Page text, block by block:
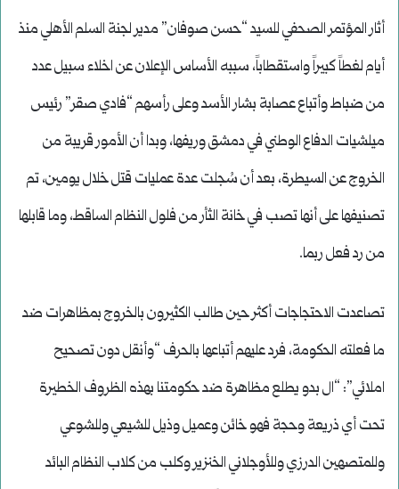
أثار المؤتمر الصحفي للسيد “حسن صوفان” مدير لجنة السلم الأهلي منذ
أيام لغطاً كبيراً واستقطاباً، سببه الأساس الإعلان عن اخلاء سبيل عدد
من ضباط وأتباع عصابة بشار الأسد وعلى رأسهم “فادي صقر” رئيس
ميلشيات الدفاع الوطني في دمشق وريفها، وبدا أن الأمور قريبة من
الخروج عن السيطرة، بعد أن سُجلت عدة عمليات قتل خلال يومين، تم
تصنيفها على أنها تصب في خانة الثأر من فلول النظام الساقط، وما قابلها
من رد فعل ربما.
تصاعدت الاحتجاجات أكثر حين طالب الكثيرون بالخروج بمظاهرات ضد
ما فعلته الحكومة، فرد عليهم أتباعها بالحرف “وأنقل دون تصحيح
املائي”: “ال بدو يطلع مظاهرة ضد حكومتنا بهذه الظروف الخطيرة
تحت أي ذريعة وحجة فهو خائن وعميل وذيل للشيعي وللشوعي
وللمتصهين الدرزي وللأوجلاني الخنزير وكلب من كلاب النظام البائد